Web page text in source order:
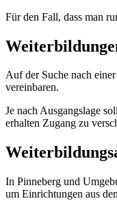
Für den Fall, dass man
Auf der Suche nach
vereinbaren.
Je nach Ausgangslage
erhalten Zugang zu
In Pinneberg und
um Einrichtungen aus